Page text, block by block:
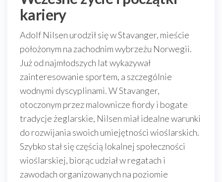
kariery
Adolf Nilsen urodził się w Stavanger, mieście
położonym na zachodnim wybrzeżu Norwegii.
Już od najmłodszych lat wykazywał
zainteresowanie sportem, a szczególnie
wodnymi dyscyplinami. W Stavanger,
otoczonym przez malownicze fiordy i bogate
tradycje żeglarskie, Nilsen miał idealne warunki
do rozwijania swoich umiejętności wioślarskich.
Szybko stał się częścią lokalnej społeczności
wioślarskiej, biorąc udział w regatach i
zawodach organizowanych na poziomie